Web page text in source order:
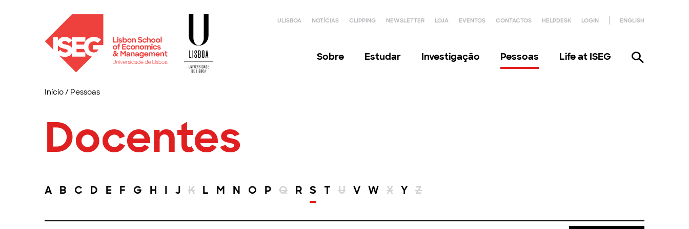
ULISBOA NOTÍCIAS CLIPPING NEWSLETTER LOJA EVENTOS CONTACTOS HELPDESK LOGIN ENGLISH
Sobre Estudar Investigação Pessoas Life at ISEG
Início/ Pessoas
Docentes
A B C D E F G H I J K L M N O P Q R S T U V W X Y Z